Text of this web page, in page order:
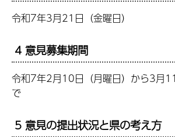
令和7年3月21日（金曜日）
4 意見募集期間
令和7年2月10日（月曜日）から3月
で
5 意見の提出状況と県の考え方